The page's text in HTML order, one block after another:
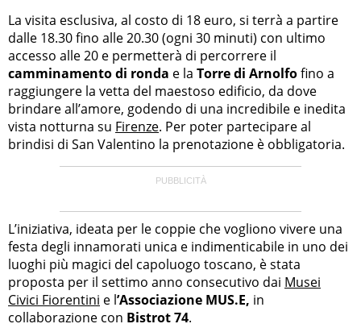
La visita esclusiva, al costo di 18 euro, si terrà a partire
dalle 18.30 fino alle 20.30 (ogni 30 minuti) con ultimo
accesso alle 20 e permetterà di percorrere il
camminamento di ronda e la Torre di Arnolfofino a
raggiungere la vetta del maestoso edificio, da dove
brindare all’amore, godendo di una incredibile e inedita
vista notturna su Firenze. Per poter partecipare al
brindisi di San Valentino la prenotazione è obbligatoria.
L’iniziativa, ideata per le coppie che vogliono vivere una
festa degli innamorati unica e indimenticabile in uno dei
luoghi più magici del capoluogo toscano, è stata
proposta per il settimo anno consecutivo dai Musei
Civici Fiorentini e l’Associazione MUS.E, in
collaborazione con Bistrot 74.